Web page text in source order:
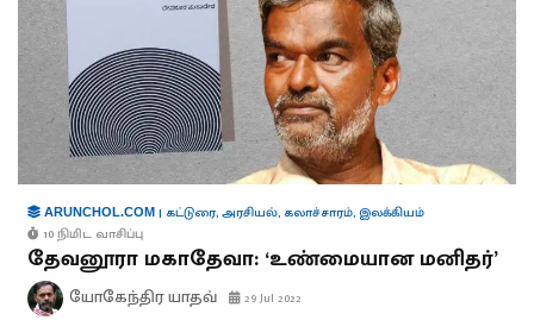
ARUNCHOL.COM | கட்டுரை,அரசியல், கலாச்சாரம், இலக்கியம்
10 நிமிட வாசிப்பு
தேவனூரா மகாதேவா: ‘உண்மையான மனிதர்’
யோகேந்திர யாதவ் 29 Jul 2022